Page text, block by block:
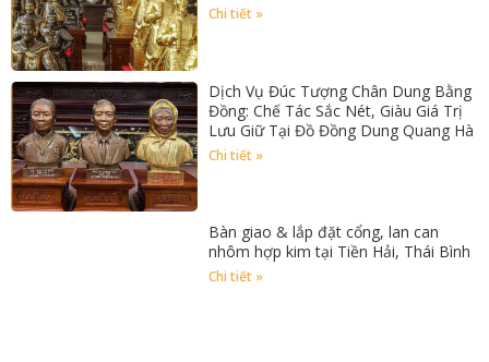
Chi tiết »
Dịch Vụ Đúc Tượng Chân Dung Bằng
Đồng: Chế Tác Sắc Nét, Giàu Giá Trị
Lưu Giữ Tại Đồ Đồng Dung Quang Hà
Chi tiết »
Bàn giao & lắp đặt cổng, lan can
nhôm hợp kim tại Tiền Hải, Thái Bình
Chi tiết »